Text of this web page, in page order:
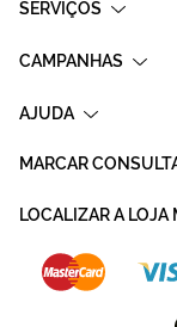
SERVIÇOS
CAMPANHAS
AJUDA
MARCAR
LOCALIZAR A LOJA